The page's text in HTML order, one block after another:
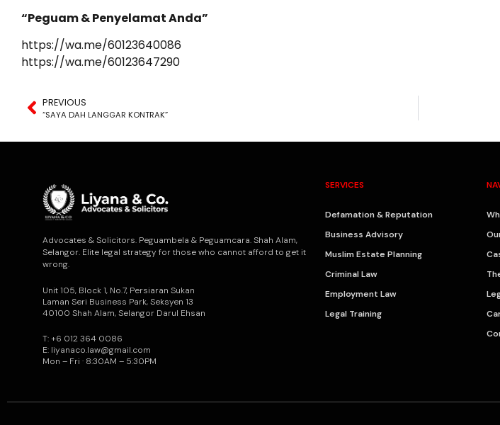
“Peguam & Penyelamat Anda”
https://wa.me/60123640086
https://wa.me/60123647290
PREVIOUS
“SAYA DAH LANGGAR KONTRAK”
Advocates & Solicitors. Peguambela & Peguamcara. Shah Alam,
Selangor. Elite legal strategy for those who cannot afford to get it
wrong.
Unit 105, Block 1, No.7, Persiaran Sukan
Laman Seri Business Park, Seksyen 13
40100 Shah Alam, Selangor Darul Ehsan
T: +6 012 364 0086
E: liyanaco.law@gmail.com
Mon – Fri · 8:30AM – 5:30PM
SERVICES
Defamation & Reputation
Business Advisory
Muslim Estate Planning
Criminal Law
Employment Law
Legal Training